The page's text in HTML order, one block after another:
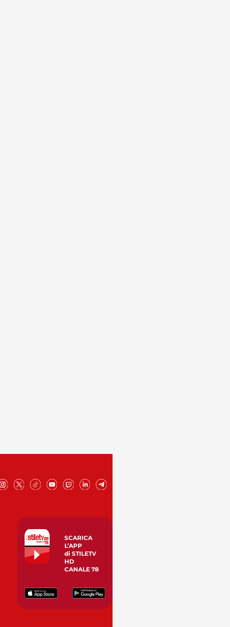
SCARICA
L’APP
di STILETV
HD
CANALE 78